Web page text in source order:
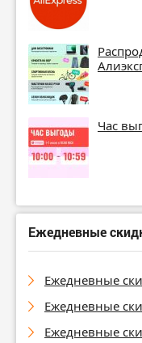
Час
Ежедневные
Ежедневные
Ежедневные
Ежедневные